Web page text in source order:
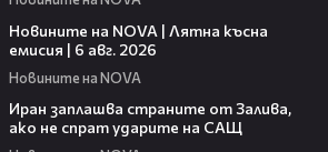
Новините на NOVA | Лятна късна
емисия | 6 авг. 2026
Новините на NOVA
Иран заплашва страните от Залива,
ако не спрат ударите на САЩ